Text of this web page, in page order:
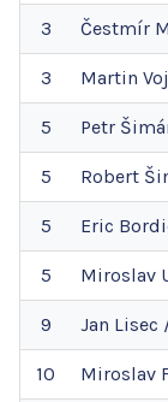
3 Čestmír
3 Martin
5 Petr
5 Robert
5 Eric
5 Miroslav
9 Jan Lisec
10 Miroslav